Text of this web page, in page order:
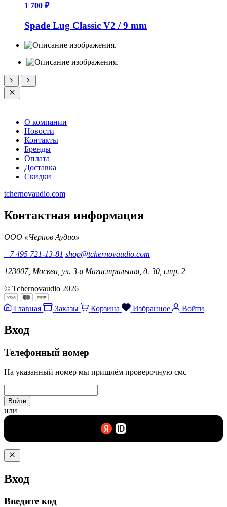
1 700 ₽
Spade Lug Classic V2 / 9 mm
О компании
Новости
Контакты
Бренды
Оплата
Доставка
Скидки
tchernovaudio.com
Контактная информация
ООО «Чернов Аудио»
+7 495 721-13-81 shop@tchernovaudio.com
123007, Москва, ул. 3-я Магистральная, д. 30, стр. 2
© Tchernovaudio 2026
Главная Заказы Корзина Избранное Войти
Вход
Телефонный номер
На указанный номер мы пришлём проверочную смс
Войти
или
Вход
Введите код